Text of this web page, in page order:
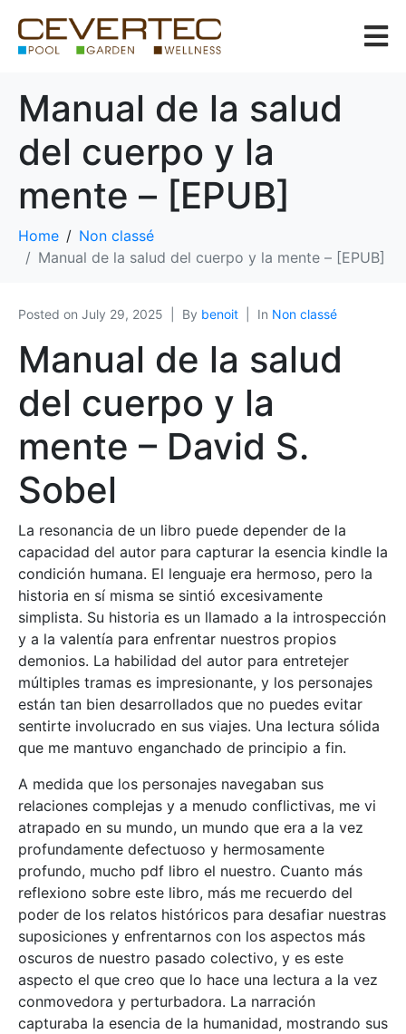
Manual de la salud
del cuerpo y la
mente – [EPUB]
Home
Non classé
Manual de la salud del cuerpo y la mente – [EPUB]
Posted on July 29, 2025 By benoit In Non classé
Manual de la salud
del cuerpo y la
mente – David S.
Sobel
La resonancia de un libro puede depender de la
capacidad del autor para capturar la esencia kindle la
condición humana. El lenguaje era hermoso, pero la
historia en sí misma se sintió excesivamente
simplista. Su historia es un llamado a la introspección
y a la valentía para enfrentar nuestros propios
demonios. La habilidad del autor para entretejer
múltiples tramas es impresionante, y los personajes
están tan bien desarrollados que no puedes evitar
sentirte involucrado en sus viajes. Una lectura sólida
que me mantuvo enganchado de principio a fin.
A medida que los personajes navegaban sus
relaciones complejas y a menudo conflictivas, me vi
atrapado en su mundo, un mundo que era a la vez
profundamente defectuoso y hermosamente
profundo, mucho pdf libro el nuestro. Cuanto más
reflexiono sobre este libro, más me recuerdo del
poder de los relatos históricos para desafiar nuestras
suposiciones y enfrentarnos con los aspectos más
oscuros de nuestro pasado colectivo, y es este
aspecto el que creo que lo hace una lectura a la vez
conmovedora y perturbadora. La narración
capturaba la esencia de la humanidad, mostrando sus